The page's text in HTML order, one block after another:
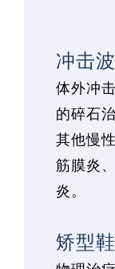
冲击
体外冲
的碎石
其他慢
筋膜炎
炎。
矫型